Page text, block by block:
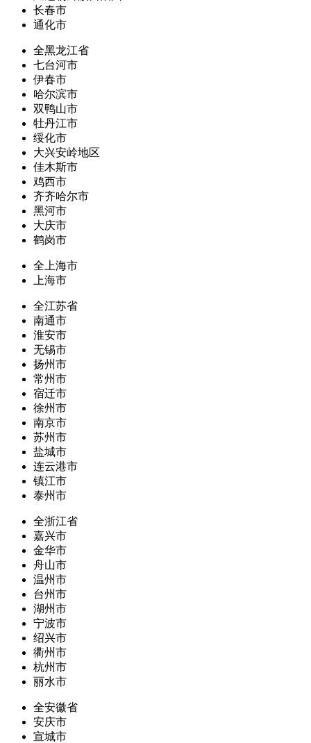
长春市
通化市
全黑龙江省
七台河市
伊春市
哈尔滨市
双鸭山市
牡丹江市
绥化市
大兴安岭地区
佳木斯市
鸡西市
齐齐哈尔市
黑河市
大庆市
鹤岗市
全上海市
上海市
全江苏省
南通市
淮安市
无锡市
扬州市
常州市
宿迁市
徐州市
南京市
苏州市
盐城市
连云港市
镇江市
泰州市
全浙江省
嘉兴市
金华市
舟山市
温州市
台州市
湖州市
宁波市
绍兴市
衢州市
杭州市
丽水市
全安徽省
安庆市
宣城市